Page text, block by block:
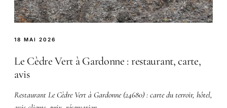
18 MAI 2026
Le Cèdre Vert à Gardonne : restaurant, carte,
avis
Restaurant Le Cèdre Vert à Gardonne (24680) : carte du terroir, hôtel,